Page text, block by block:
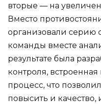
вторые — на
Вместо
организовали серию
команды вместе
результате была
контроля,
процесс, что
повысить и